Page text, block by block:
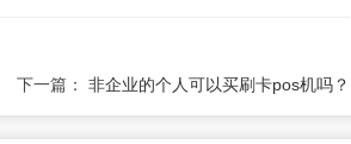
下一篇： 非企业的个人可以买刷卡pos机吗？